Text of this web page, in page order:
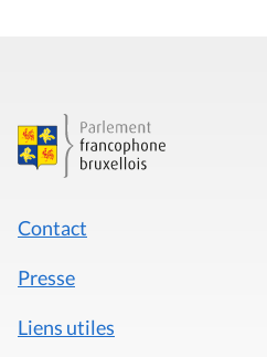
Contact
Presse
Liens utiles